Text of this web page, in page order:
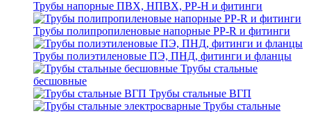
Трубы напорные ПВХ, НПВХ, PP-H и фитинги
Трубы полипропиленовые напорные PP-R и фитинги
Трубы полиэтиленовые ПЭ, ПНД, фитинги и фланцы
Трубы стальные
бесшовные
Трубы стальные ВГП
Трубы стальные